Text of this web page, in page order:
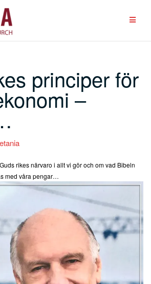
principer för
–
rikes närvaro i allt vi gör och om vad Bibeln
med våra pengar…